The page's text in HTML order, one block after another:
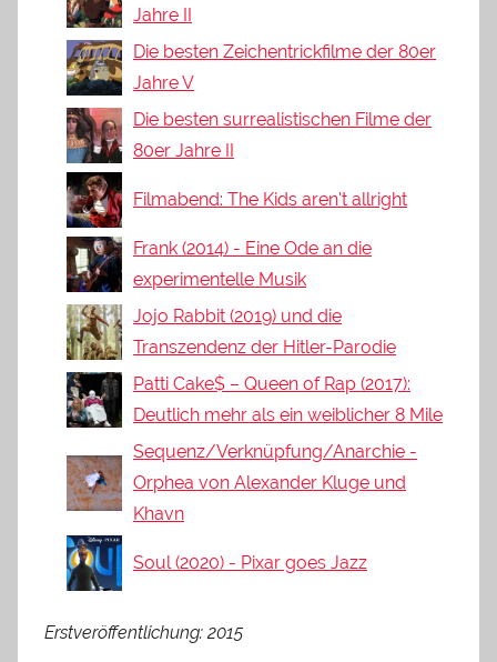
Jahre II
Die besten Zeichentrickfilme der 80er
Jahre V
Die besten surrealistischen Filme der
80er Jahre II
Filmabend: The Kids aren't allright
Frank (2014) - Eine Ode an die
experimentelle Musik
Jojo Rabbit (2019) und die
Transzendenz der Hitler-Parodie
Patti Cake$ – Queen of Rap (2017):
Deutlich mehr als ein weiblicher 8 Mile
Sequenz/Verknüpfung/Anarchie -
Orphea von Alexander Kluge und
Khavn
Soul (2020) - Pixar goes Jazz
Erstveröffentlichung: 2015